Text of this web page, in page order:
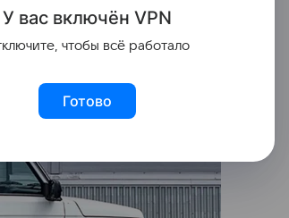
У вас включён VPN
чтобы всё работало
Готово